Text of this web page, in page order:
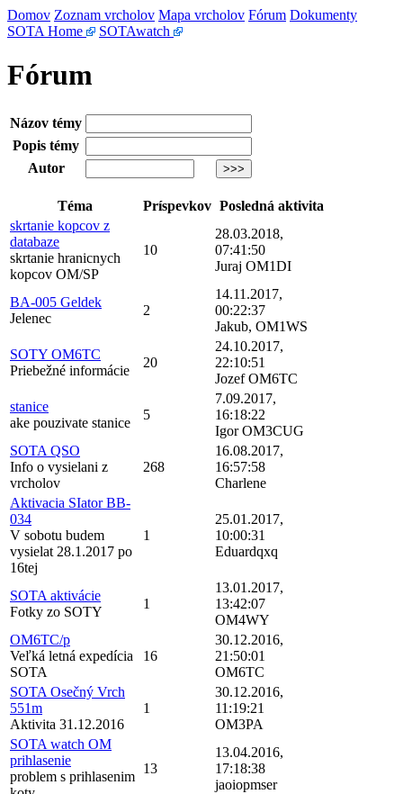
Domov Zoznam vrcholov Mapa vrcholov Fórum Dokumenty
SOTA Home
SOTAwatch
Fórum
Názov témy
Popis témy
Autor
Téma Príspevkov Posledná aktivita
skrtanie kopcov z
databaze
skrtanie hranicnych
kopcov OM/SP
10
28.03.2018,
07:41:50
Juraj OM1DI
BA-005 Geldek
Jelenec
2
14.11.2017,
00:22:37
Jakub, OM1WS
SOTY OM6TC
Priebežné informácie
20
24.10.2017,
22:10:51
Jozef OM6TC
stanice
ake pouzivate stanice
5
7.09.2017,
16:18:22
Igor OM3CUG
SOTA QSO
Info o vysielani z
vrcholov
268
16.08.2017,
16:57:58
Charlene
Aktivacia SIator BB-
034
V sobotu budem
vysielat 28.1.2017 po
16tej
1
25.01.2017,
10:00:31
Eduardqxq
SOTA aktivácie
Fotky zo SOTY
1
13.01.2017,
13:42:07
OM4WY
OM6TC/p
Veľká letná expedícia
SOTA
16
30.12.2016,
21:50:01
OM6TC
SOTA Osečný Vrch
551m
Aktivita 31.12.2016
1
30.12.2016,
11:19:21
OM3PA
SOTA watch OM
prihlasenie
problem s prihlasenim
13
13.04.2016,
17:18:38
jaoiopmser